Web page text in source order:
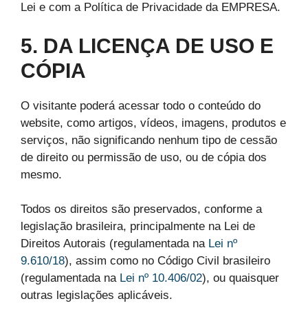
Lei e com a Política de Privacidade da EMPRESA.
5. DA LICENÇA DE USO E
CÓPIA
O visitante poderá acessar todo o conteúdo do
website, como artigos, vídeos, imagens, produtos e
serviços, não significando nenhum tipo de cessão
de direito ou permissão de uso, ou de cópia dos
mesmo.
Todos os direitos são preservados, conforme a
legislação brasileira, principalmente na Lei de
Direitos Autorais (regulamentada na Lei nº
9.610/18), assim como no Código Civil brasileiro
(regulamentada na Lei nº 10.406/02), ou quaisquer
outras legislações aplicáveis.